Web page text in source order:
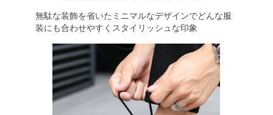
無駄な装飾を省いたミニマルなデザインでどんな服
装にも合わせやすくスタイリッシュな印象